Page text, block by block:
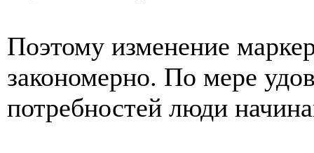
Поэтому изменение
закономерно. По мере
потребностей люди